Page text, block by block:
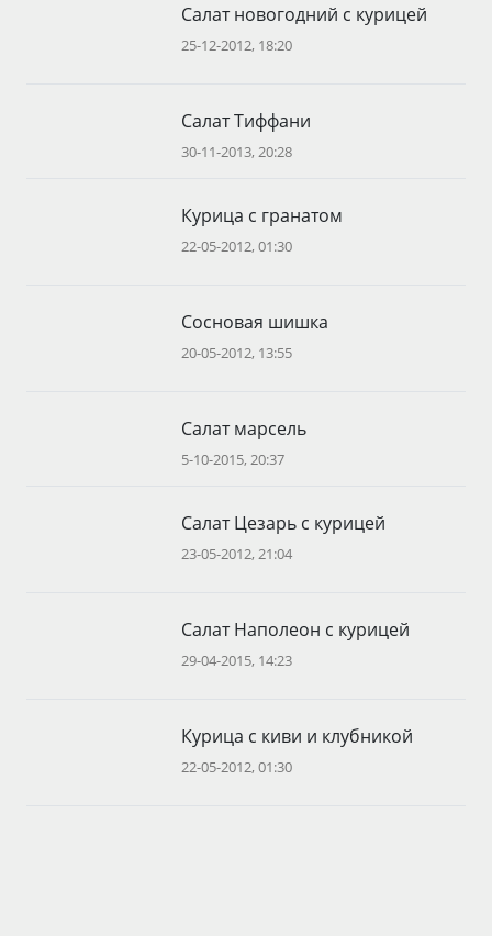
Салат новогодний с курицей
25-12-2012, 18:20
Салат Тиффани
30-11-2013, 20:28
Курица с гранатом
22-05-2012, 01:30
Сосновая шишка
20-05-2012, 13:55
Салат марсель
5-10-2015, 20:37
Салат Цезарь с курицей
23-05-2012, 21:04
Салат Наполеон с курицей
29-04-2015, 14:23
Курица с киви и клубникой
22-05-2012, 01:30